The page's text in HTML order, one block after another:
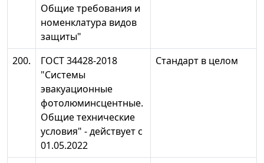
Общие требования и
номенклатура видов
защиты"
200.
ГОСТ 34428-2018
"Системы
эвакуационные
фотолюминсцентные.
Общие технические
условия" - действует с
01.05.2022
Стандарт в целом